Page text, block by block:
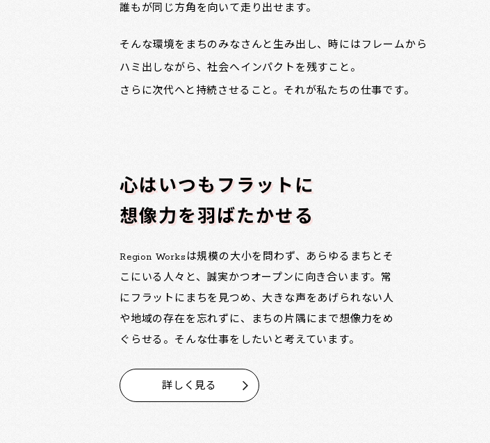
誰もが同じ方角を向いて走り出せます。
そんな環境をまちのみなさんと生み出し、時にはフレームから
ハミ出しながら、社会へインパクトを残すこと。
さらに次代へと持続させること。それが私たちの仕事です。
心はいつもフラットに
想像力を羽ばたかせる
Region Worksは規模の大小を問わず、あらゆるまちとそ
こにいる人々と、誠実かつオープンに向き合います。常
にフラットにまちを見つめ、大きな声をあげられない人
や地域の存在を忘れずに、まちの片隅にまで想像力をめ
ぐらせる。そんな仕事をしたいと考えています。
詳しく見る